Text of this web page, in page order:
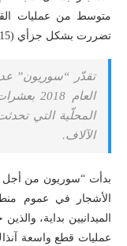
تضررت بشكل جزأي (15) موقعاً.
تقدّر “سوريون”
العام
المحلّية التي
الآلاف.
بدأت “سوريون من أجل
الميدانيين بداية،
عمليات قطع واسعة